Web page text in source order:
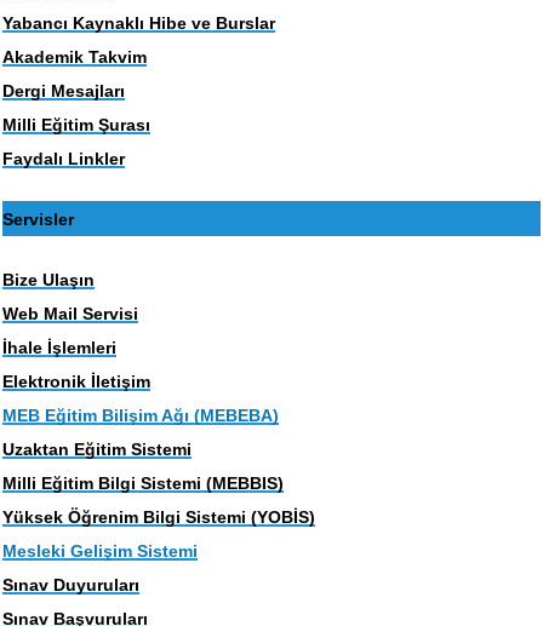
Yabancı Kaynaklı Hibe ve Burslar
Akademik Takvim
Dergi Mesajları
Milli Eğitim Şurası
Faydalı Linkler
Servisler
Bize Ulaşın
Web Mail Servisi
İhale İşlemleri
Elektronik İletişim
MEB Eğitim Bilişim Ağı (MEBEBA)
Uzaktan Eğitim Sistemi
Milli Eğitim Bilgi Sistemi (MEBBIS)
Yüksek Öğrenim Bilgi Sistemi (YOBİS)
Mesleki Gelişim Sistemi
Sınav Duyuruları
Sınav Başvuruları